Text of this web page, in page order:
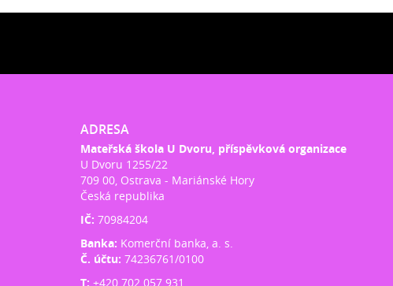
ADRESA
Mateřská škola U Dvoru, příspěvková organizace
U Dvoru 1255/22
709 00, Ostrava - Mariánské Hory
Česká republika
IČ: 70984204
Banka: Komerční banka, a. s.
Č. účtu: 74236761/0100
T: +420 702 057 931